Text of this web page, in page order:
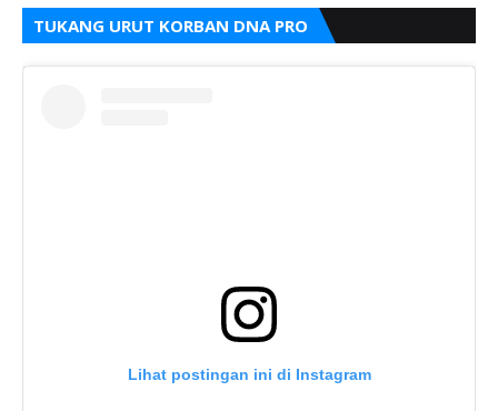
TUKANG URUT KORBAN DNA PRO
Lihat postingan ini di Instagram